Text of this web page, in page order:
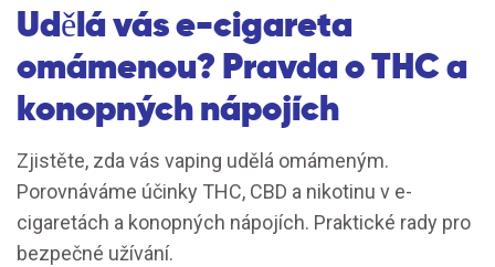
Udělá vás e-cigareta
omámenou? Pravda o THC a
konopných nápojích
Zjistěte, zda vás vaping udělá omámeným.
Porovnáváme účinky THC, CBD a nikotinu v e-
cigaretách a konopných nápojích. Praktické rady pro
bezpečné užívání.